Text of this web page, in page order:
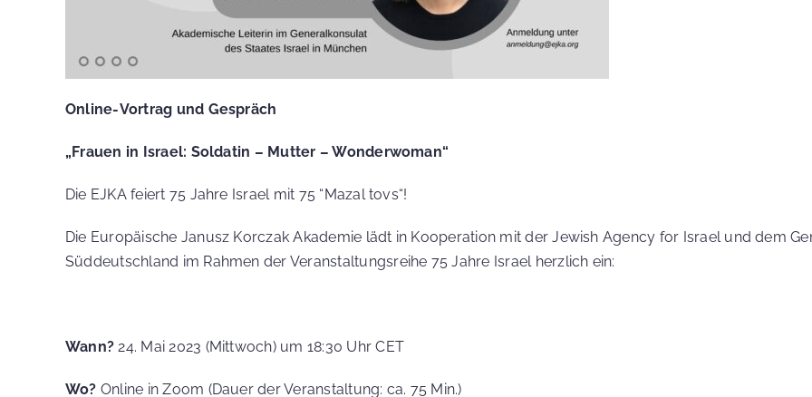
Online-Vortrag und Gespräch
„Frauen in Israel: Soldatin – Mutter – Wonderwoman“
Die EJKA feiert 75 Jahre Israel mit 75 “Mazal tovs“!
Die Europäische Janusz Korczak Akademie lädt in Kooperation mit der Jewish Agency for Israel und dem
Süddeutschland im Rahmen der Veranstaltungsreihe 75 Jahre Israel herzlich ein:
Wann? 24. Mai 2023 (Mittwoch) um 18:30 Uhr CET
Wo? Online in Zoom (Dauer der Veranstaltung: ca. 75 Min.)